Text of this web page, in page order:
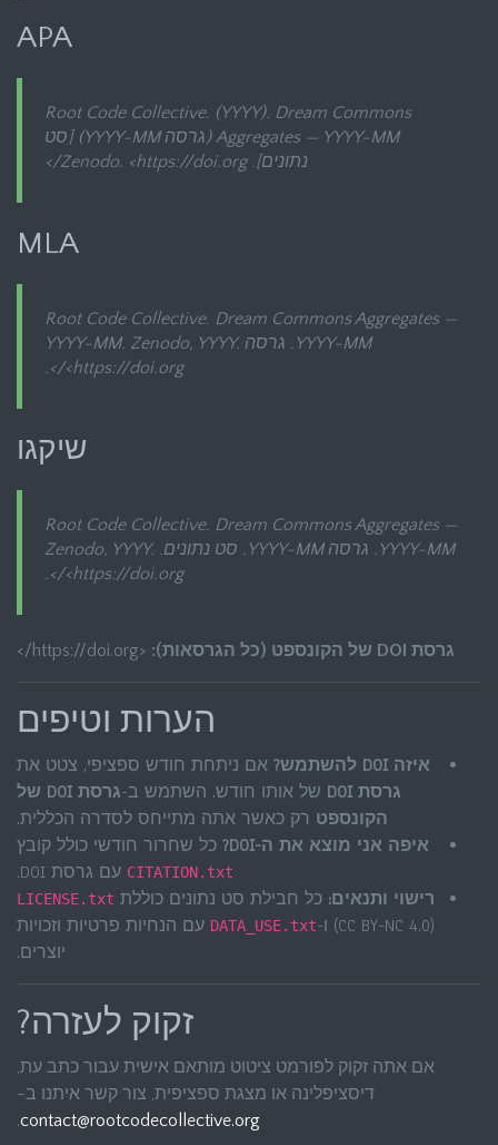
APA
Root Code Collective. (YYYY). Dream Commons
Aggregates — YYYY-MM
(גרסה YYYY-MM) [סט
נתונים]. Zenodo. <https://doi.org/
>
MLA
Root Code Collective. Dream Commons Aggregates —
YYYY-MM
. גרסה YYYY-MM. Zenodo, YYYY.
<https://doi.org/
>.
שיקגו
Root Code Collective. Dream Commons Aggregates —
YYYY-MM
. גרסה YYYY-MM. סט נתונים. Zenodo, YYYY.
<https://doi.org/
>.
גרסת DOI של הקונספט (כל הגרסאות): <https://doi.org/
>
הערות וטיפים
איזה DOI להשתמש?
אם ניתחת חודש ספציפי, צטט את
גרסת DOI
של אותו חודש. השתמש ב-
גרסת DOI של
הקונספט רק כאשר אתה מתייחס לסדרה הכללית.
איפה אני מוצא את ה-DOI?
כל שחרור חודשי כולל קובץ
CITATION.txt עם גרסת DOI.
רישוי ותנאים: כל חבילת סט נתונים כוללת LICENSE.txt
(CC BY-NC 4.0) ו- DATA_USE.txt עם הנחיות פרטיות וזכויות
יוצרים.
זקוק לעזרה?
אם אתה זקוק לפורמט ציטוט מותאם אישית עבור כתב עת,
דיסציפלינה או מצגת ספציפית, צור קשר איתנו ב-
contact@rootcodecollective.org
.